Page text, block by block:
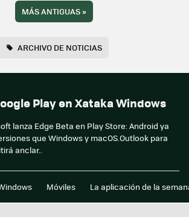
MÁS ANTIGUAS»
ARCHIVO DE NOTICIAS
Play en Xataka Windows
lanza Edge Beta en Play Store: Android ya
que Windows y macOS.Outlook para
anclar..
Móviles La aplicación de la